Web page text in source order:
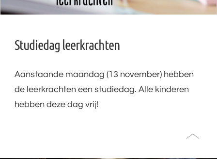
Studiedag leerkrachten
Aanstaande maandag (13 november) hebben
de leerkrachten een studiedag. Alle kinderen
hebben deze dag vrij!